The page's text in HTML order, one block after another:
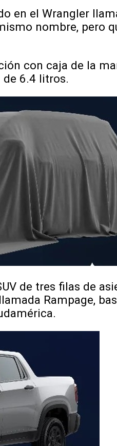
en el Wrangler
nombre, pero
con caja de la
de 6.4 litros.
de tres filas de
Rampage,